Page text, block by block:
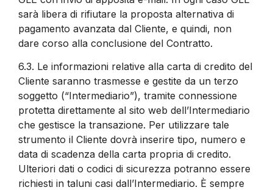
sarà libera di rifiutare la proposta alternativa di
pagamento avanzata dal Cliente, e quindi, non
dare corso alla conclusione del Contratto.
6.3. Le informazioni relative alla carta di credito del
Cliente saranno trasmesse e gestite da un terzo
soggetto (“Intermediario”), tramite connessione
protetta direttamente al sito web dell’Intermediario
che gestisce la transazione. Per utilizzare tale
strumento il Cliente dovrà inserire tipo, numero e
data di scadenza della carta propria di credito.
Ulteriori dati o codici di sicurezza potranno essere
richiesti in taluni casi dall’Intermediario. È sempre